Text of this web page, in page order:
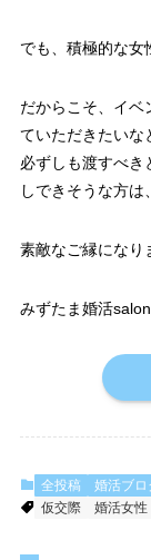
でも、積極的な女
だからこそ、イベ
ていただきたいな
必ずしも渡すべき
しできそうな方は
素敵なご縁にな
みずたま婚活
全投稿
婚活ブロ
仮交際
婚活女性